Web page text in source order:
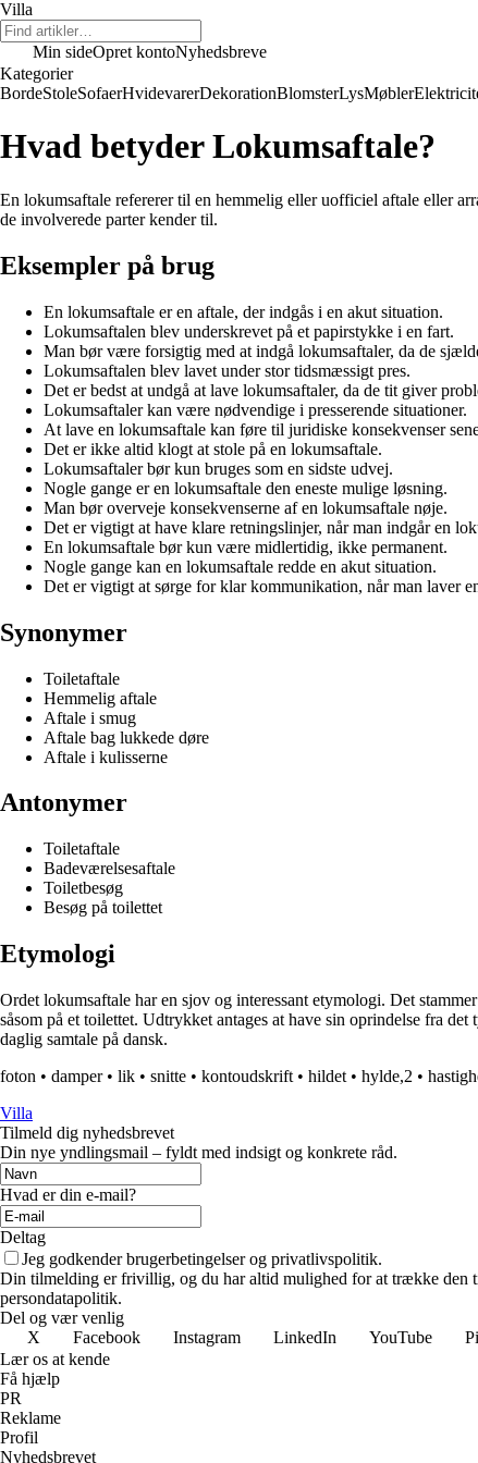
Villa
Min sideOpret kontoNyhedsbreve
Kategorier
BordeStoleSofaerHvidevarerDekorationBlomsterLysMøbler
Hvad betyder Lokumsaftale?
En lokumsaftale refererer til en hemmelig eller uofficiel aftale eller
de involverede parter kender til.
Eksempler på brug
En lokumsaftale er en aftale, der indgås i en akut situation.
Lokumsaftalen blev underskrevet på et papirstykke i en fart.
Man bør være forsigtig med at indgå lokumsaftaler, da de
Lokumsaftalen blev lavet under stor tidsmæssigt pres.
Det er bedst at undgå at lave lokumsaftaler, da de tit giver
Lokumsaftaler kan være nødvendige i presserende situationer.
At lave en lokumsaftale kan føre til juridiske konsekvenser
Det er ikke altid klogt at stole på en lokumsaftale.
Lokumsaftaler bør kun bruges som en sidste udvej.
Nogle gange er en lokumsaftale den eneste mulige løsning.
Man bør overveje konsekvenserne af en lokumsaftale nøje.
Det er vigtigt at have klare retningslinjer, når man indgår en
En lokumsaftale bør kun være midlertidig, ikke permanent.
Nogle gange kan en lokumsaftale redde en akut situation.
Det er vigtigt at sørge for klar kommunikation, når man laver
Synonymer
Toiletaftale
Hemmelig aftale
Aftale i smug
Aftale bag lukkede døre
Aftale i kulisserne
Antonymer
Toiletaftale
Badeværelsesaftale
Toiletbesøg
Besøg på toilettet
Etymologi
Ordet lokumsaftale har en sjov og interessant etymologi. Det
såsom på et toilettet. Udtrykket antages at have sin oprindelse fra
daglig samtale på dansk.
foton • damper• lik • snitte • kontoudskrift • hildet • hylde,2 •
Villa
Tilmeld dig nyhedsbrevet
Din nye yndlingsmail – fyldt med indsigt og konkrete råd.
Hvad er din e-mail?
Deltag
Jeg godkender brugerbetingelser og privatlivspolitik.
Din tilmelding er frivillig, og du har altid mulighed for at trække den
persondatapolitik.
Del og vær venlig
X
Facebook Instagram LinkedIn YouTube
Lær os at kende
Få hjælp
PR
Reklame
Profil
Nyhedsbrevet